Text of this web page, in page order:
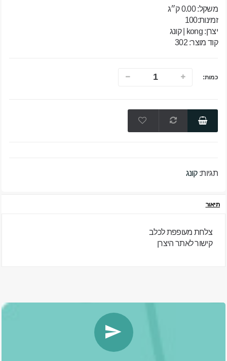
משקל: 0.00 ק״ג
זמינות:100
יצרן: kong | קונג
קוד מוצר: 302
כמות:
תגיות:קונג
תיאור
צלחת מעופפת לכלב
קישור לאתר היצרן